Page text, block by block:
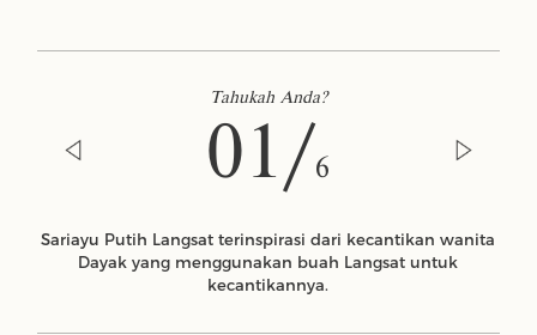
Tahukah Anda?
01/6
Sariayu Putih Langsat terinspirasi dari kecantikan wanita
Dayak yang menggunakan buah Langsat untuk
kecantikannya.